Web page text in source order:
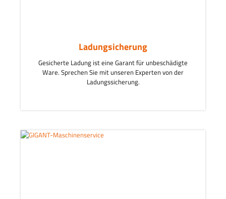
Ladungsicherung
Gesicherte Ladung ist eine Garant für unbeschädigte
Ware. Sprechen Sie mit unseren Experten von der
Ladungssicherung.